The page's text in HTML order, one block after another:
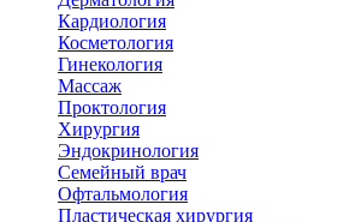
Кардиология
Косметология
Гинекология
Массаж
Проктология
Хирургия
Эндокринология
Семейный врач
Офтальмология
Пластическая хирургия